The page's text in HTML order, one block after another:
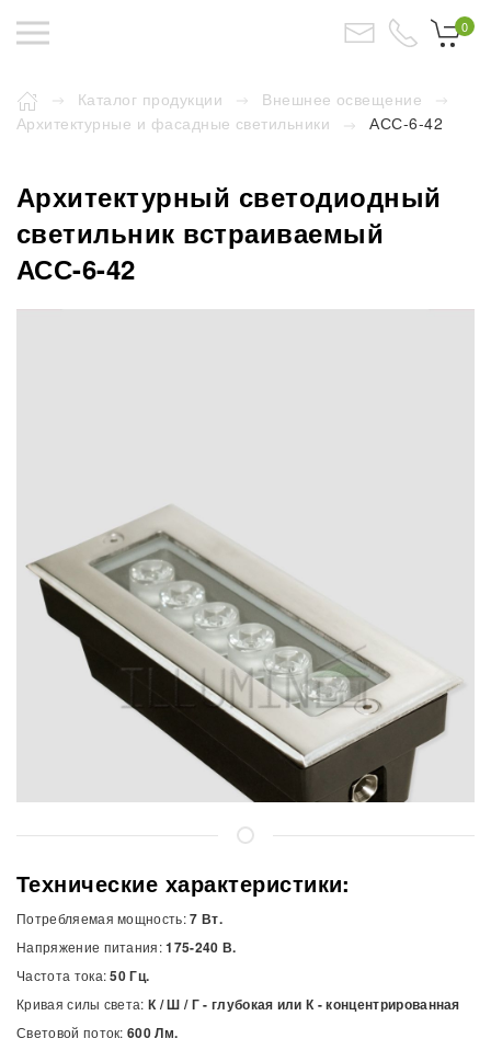
0
Каталог продукции
Внешнее освещение
Архитектурные и фасадные светильники
АСС-6-42
Архитектурный светодиодный
светильник встраиваемый
АСС-6-42
Технические характеристики:
Потребляемая мощность:7 Вт.
Напряжение питания:175-240 В.
Частота тока:50 Гц.
Кривая силы света:К / Ш / Г - глубокая или К - концентрированная
Световой поток:600 Лм.